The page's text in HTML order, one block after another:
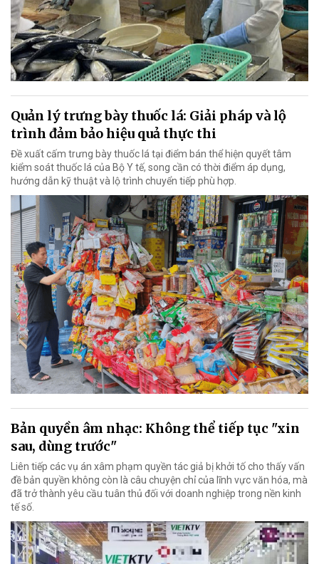
Quản lý trưng bày thuốc lá: Giải pháp và lộ
trình đảm bảo hiệu quả thực thi
Đề xuất cấm trưng bày thuốc lá tại điểm bán thể hiện quyết tâm
kiểm soát thuốc lá của Bộ Y tế, song cần có thời điểm áp dụng,
hướng dẫn kỹ thuật và lộ trình chuyển tiếp phù hợp.
Bản quyền âm nhạc: Không thể tiếp tục "xin
sau, dùng trước"
Liên tiếp các vụ án xâm phạm quyền tác giả bị khởi tố cho thấy vấn
đề bản quyền không còn là câu chuyện chỉ của lĩnh vực văn hóa, mà
đã trở thành yêu cầu tuân thủ đối với doanh nghiệp trong nền kinh
tế số.